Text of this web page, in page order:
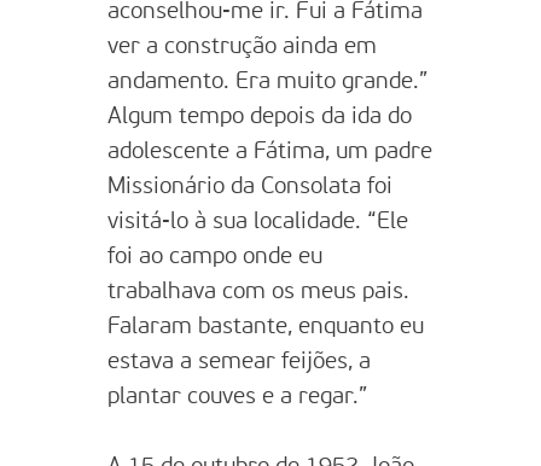
aconselhou-me ir. Fui a Fátima
ver a construção ainda em
andamento. Era muito grande.”
Algum tempo depois da ida do
adolescente a Fátima, um padre
Missionário da Consolata foi
visitá-lo à sua localidade. “Ele
foi ao campo onde eu
trabalhava com os meus pais.
Falaram bastante, enquanto eu
estava a semear feijões, a
plantar couves e a regar.”